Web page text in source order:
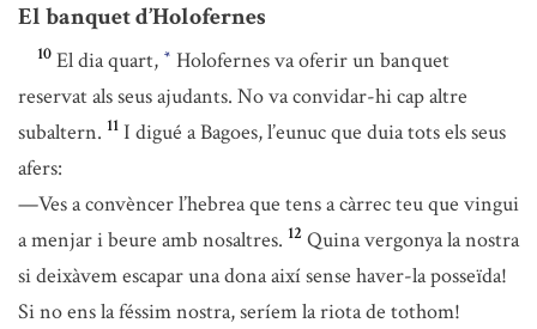
El banquet d’Holofernes
10 El dia quart, * Holofernes va oferir un banquet
reservat als seus ajudants. No va convidar-hi cap altre
subaltern. 11 I digué a Bagoes, l’eunuc que duia tots els seus
afers:
—Ves a convèncer l’hebrea que tens a càrrec teu que vingui
a menjar i beure amb nosaltres. 12 Quina vergonya la nostra
si deixàvem escapar una dona així sense haver-la posseïda!
Si no ens la féssim nostra, seríem la riota de tothom!